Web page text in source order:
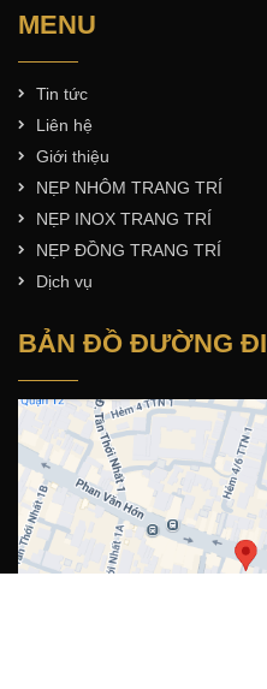
MENU
Tin tức
Liên hệ
Giới thiệu
NẸP NHÔM TRANG TRÍ
NẸP INOX TRANG TRÍ
NẸP ĐỒNG TRANG TRÍ
Dịch vụ
BẢN ĐỒ ĐƯỜNG ĐI